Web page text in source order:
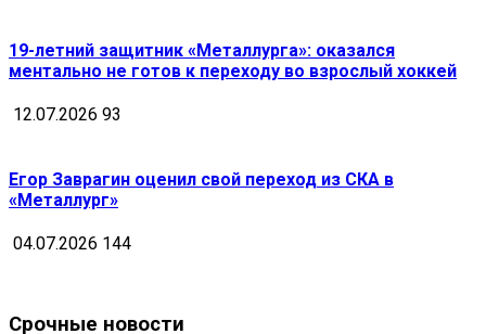
19-летний защитник «Металлурга»: оказался
ментально не готов к переходу во взрослый хоккей
12.07.2026 93
Егор Заврагин оценил свой переход из СКА в
«Металлург»
04.07.2026 144
Срочные новости